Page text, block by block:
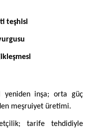
teşhisi
yeniden inşa; orta güç
meşruiyet üretimi.
tarife tehdidiyle